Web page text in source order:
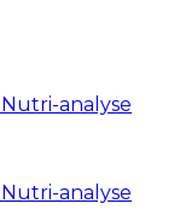
Nutri-analyse
Nutri-analyse